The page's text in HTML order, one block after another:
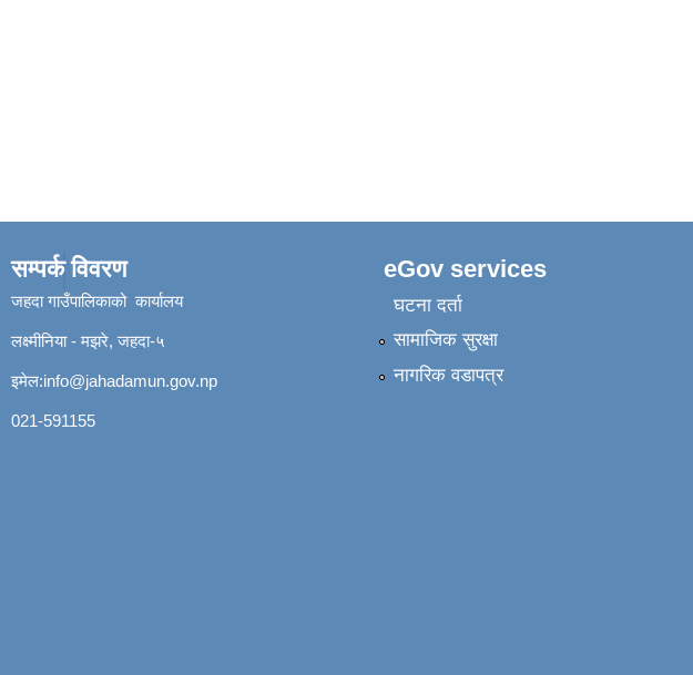
सम्पर्क विवरण
जहदा गाउँपालिकाको कार्यालय
लक्ष्मीनिया - मझरे, जहदा-५
इमेल:info@jahadamun.gov.np
021-591155
eGov services
घटना दर्ता
सामाजिक सुरक्षा
नागरिक वडापत्र